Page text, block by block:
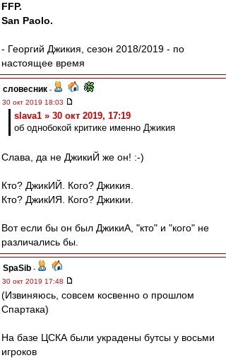
FFP.
San Paolo.
- Георгий Джикия, сезон 2018/2019 - по
настоящее время
словесник -
30 окт 2019 18:03
slava1 » 30 окт 2019, 17:19
об однобокой критике именно Джикия
Слава, да не ДжикиЙ же он! :-)
Кто? ДжикИЙ. Кого? Джикия.
Кто? ДжикИЯ. Кого? Джикии.
Вот если бы он был ДжикиА, "кто" и "кого" не
различались бы.
SpaSib -
30 окт 2019 17:48
(Извиняюсь, совсем косвенно о прошлом
Спартака)
На базе ЦСКА были украдены бутсы у восьми
игроков